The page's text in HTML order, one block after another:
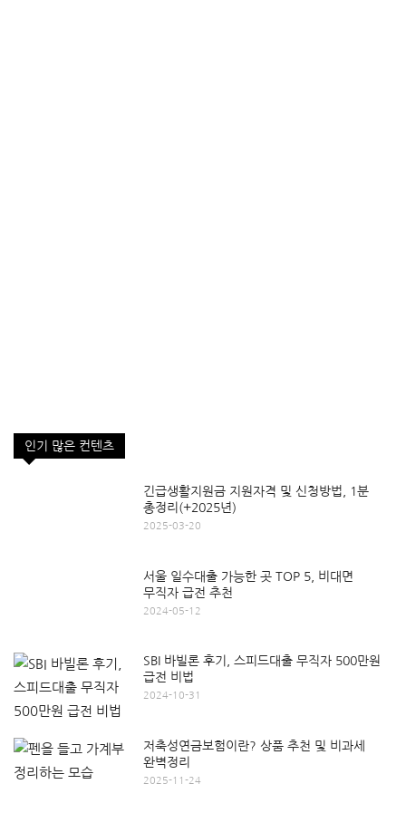
인기 많은 컨텐츠
긴급생활지원금 지원자격 및 신청방법, 1분
총정리(+2025년)
2025-03-20
서울 일수대출 가능한 곳 TOP 5, 비대면
무직자 급전 추천
2024-05-12
SBI 바빌론 후기, 스피드대출 무직자 500만원
급전 비법
2024-10-31
저축성연금보험이란? 상품 추천 및 비과세
완벽정리
2025-11-24